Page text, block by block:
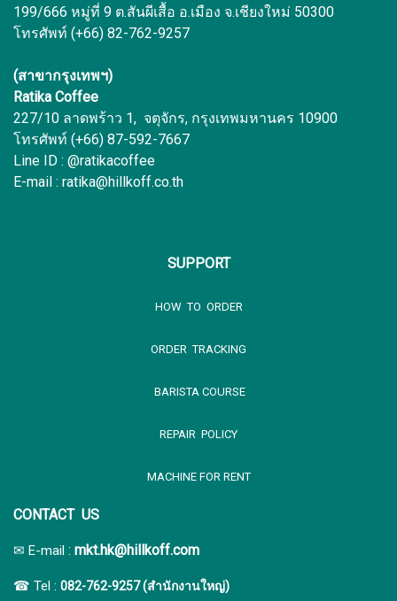
199/666 หมู่ที่ 9 ต.สันผีเสื้อ อ.เมือง จ.เชียงใหม่ 50300
โทรศัพท์ (+66) 82-762-9257
(สาขากรุงเทพฯ)
Ratika Coffee
227/10 ลาดพร้าว 1, จตุจักร, กรุงเทพมหานคร 10900
โทรศัพท์ (+66) 87-592-7667
Line ID : @ratikacoffee
E-mail : ratika@hillkoff.co.th
SUPPORT
HOW TO ORDER
ORDER TRACKING
BARISTA COURSE
REPAIR POLICY
MACHINE FOR RENT
CONTACT US
✉ E-mail : mkt.hk@hillkoff.com
☎ Tel : 082-762-9257 (สำนักงานใหญ่)